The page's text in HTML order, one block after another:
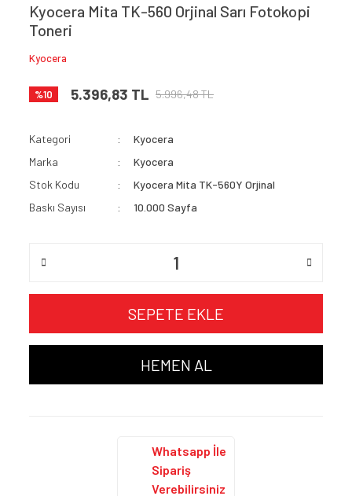
Kyocera Mita TK-560 Orjinal Sarı Fotokopi
Toneri
Kyocera
%10 5.396,83 TL 5.996,48 TL
Kategori
Kyocera
Marka
Kyocera
Stok Kodu
Kyocera Mita TK-560Y Orjinal
Baskı Sayısı
10.000 Sayfa
SEPETE EKLE
HEMEN AL
Whatsapp İle
Sipariş
Verebilirsiniz